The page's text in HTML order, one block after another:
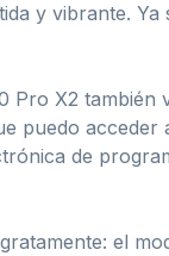
y vibrante.
Pro X2
puedo
de
el